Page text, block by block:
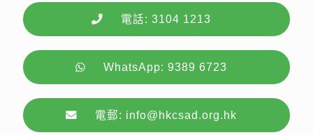
電話: 3104 1213
WhatsApp: 9389 6723
電郵: info@hkcsad.org.hk